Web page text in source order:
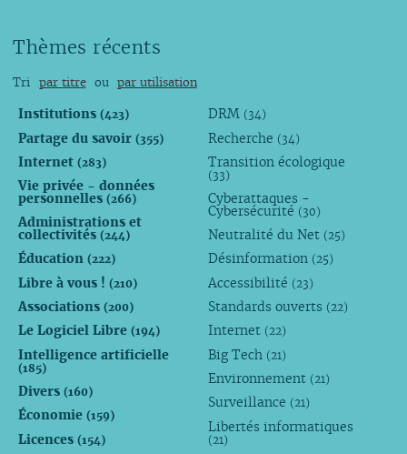
Thèmes récents
Tri par titre ou par utilisation
Institutions (423)
Partage du savoir (355)
Internet (283)
Vie privée - données
personnelles (266)
Administrations et
collectivités (244)
Éducation (222)
Libre à vous ! (210)
Associations (200)
Le Logiciel Libre (194)
Intelligence artificielle
(185)
Divers (160)
Économie (159)
Licences (154)
DRM (34)
Recherche (34)
Transition écologique
(33)
Cyberattaques -
Cybersécurité (30)
Neutralité du Net (25)
Désinformation (25)
Accessibilité (23)
Standards ouverts (22)
Internet (22)
Big Tech (21)
Environnement (21)
Surveillance (21)
Libertés informatiques
(21)